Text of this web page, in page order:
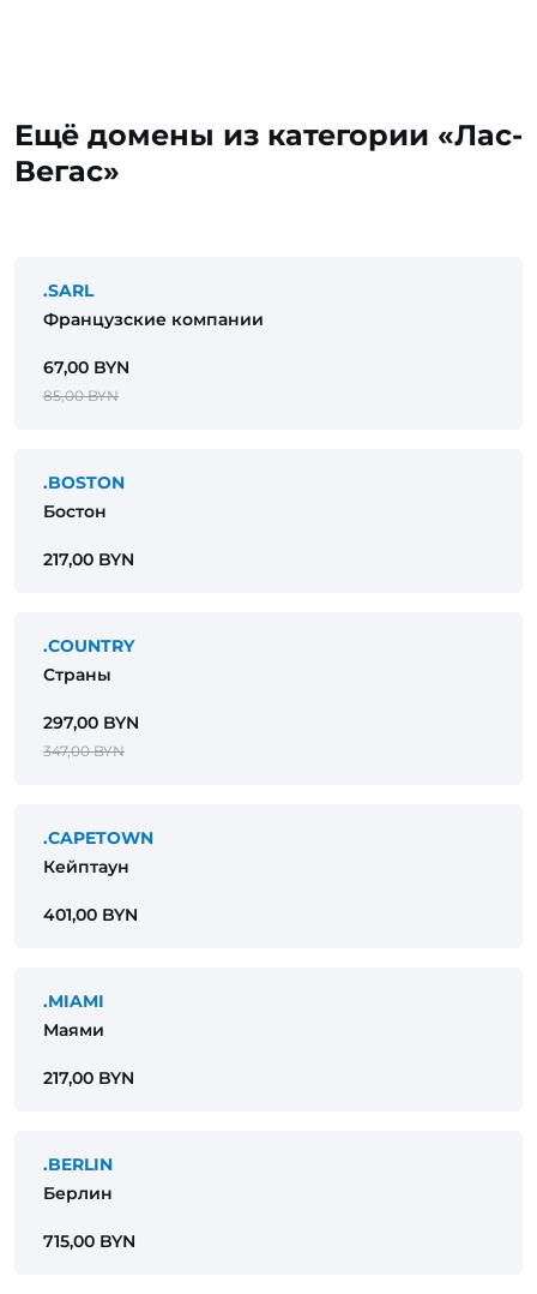
Ещё домены из категории «Лас-
Вегас»
.SARL
Французские компании
67,00 BYN
85,00 BYN
.BOSTON
Бостон
217,00 BYN
.COUNTRY
Страны
297,00 BYN
347,00 BYN
.CAPETOWN
Кейптаун
401,00 BYN
.MIAMI
Маями
217,00 BYN
.BERLIN
Берлин
715,00 BYN